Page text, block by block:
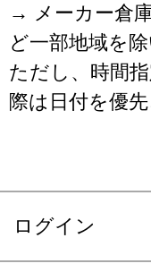
→ メーカー倉
ど一部地域を
ただし、時間
際は日付を優
ログイン